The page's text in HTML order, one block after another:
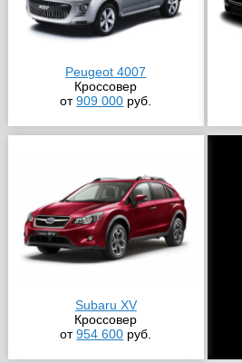
Peugeot 4007
Кроссовер
от909 000 руб.
Subaru XV
Кроссовер
от954 600 руб.